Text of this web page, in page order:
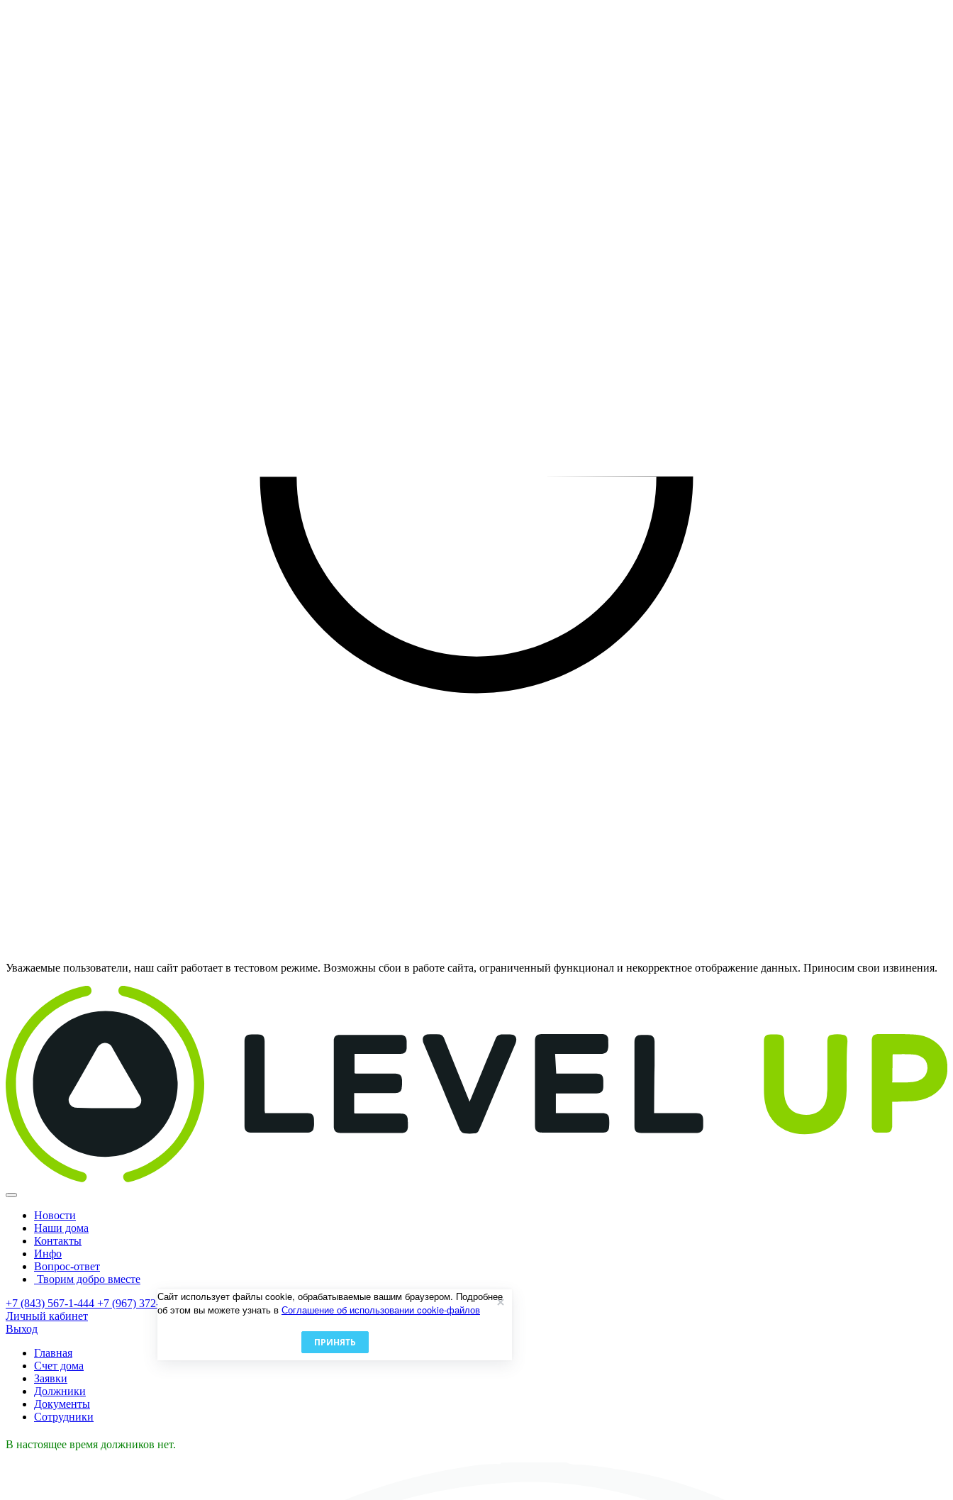
Уважаемые пользователи, наш сайт работает в тестовом режиме. Возможны сбои в работе сайта, ограниченный функционал и некорректное отображение данных. Приносим свои извинения.
Новости
Наши дома
Контакты
Инфо
Вопрос-ответ
Творим добро вместе
+7 (843) 567-1-444 +7 (967) 372-55-90
Личный кабинет
Выход
Главная
Счет дома
Заявки
Должники
Документы
Сотрудники
В настоящее время должников нет.
Сайт использует файлы cookie, обрабатываемые вашим браузером. Подробнее
об этом вы можете узнать в Соглашение об использовании cookie-файлов
ПРИНЯТЬ